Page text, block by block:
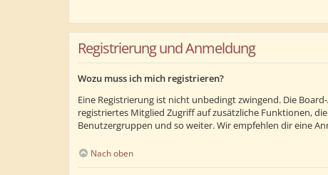
Registrierung und Anmeldung
Wozu muss ich mich registrieren?
Eine Registrierung ist nicht unbedingt zwingend. Die
registriertes Mitglied Zugriff auf zusätzliche Funktionen,
Benutzergruppen und so weiter. Wir empfehlen dir eine
Nach oben